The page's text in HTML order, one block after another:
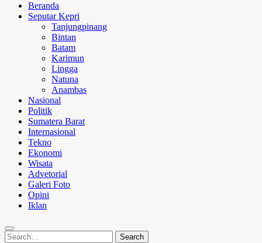
Beranda
Seputar Kepri
Tanjungpinang
Bintan
Batam
Karimun
Lingga
Natuna
Anambas
Nasional
Politik
Sumatera Barat
Internasional
Tekno
Ekonomi
Wisata
Advetorial
Galeri Foto
Opini
Iklan
Search
for:
Search